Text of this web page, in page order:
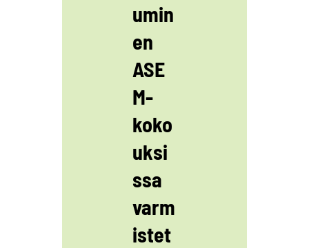
umin
en
ASE
M-
koko
uksi
ssa
varm
istet